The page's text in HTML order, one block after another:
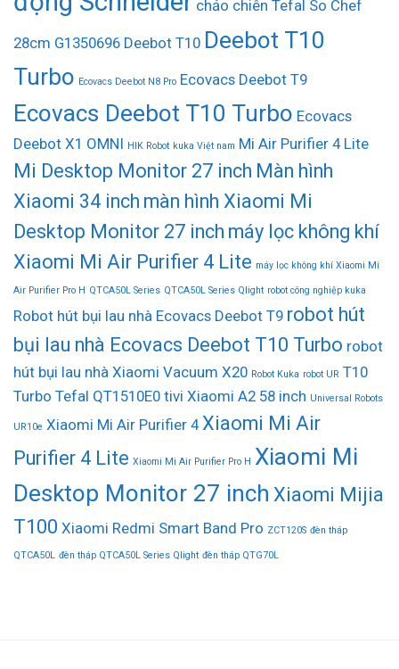
chảo chiên Tefal So Chef
28cm G1350696 Deebot T10 Deebot T10
Turbo Ecovacs Deebot N8 Pro Ecovacs Deebot T9
Ecovacs Deebot T10 Turbo Ecovacs
Deebot X1 OMNI HIK Robot kuka Việt nam Mi Air Purifier 4 Lite
Mi Desktop Monitor 27 inch Màn hình
Xiaomi 34 inch màn hình Xiaomi Mi
Desktop Monitor 27 inch máy lọc không khí
Xiaomi Mi Air Purifier 4 Lite máy lọc không khí Xiaomi Mi
Air Purifier Pro H QTCA50L Series QTCA50L Series Qlight robot công nghiệp kuka
Robot hút bụi lau nhà Ecovacs Deebot T9 robot hút
bụi lau nhà Ecovacs Deebot T10 Turbo robot
hút bụi lau nhà Xiaomi Vacuum X20 Robot Kuka robot UR T10
Turbo Tefal QT1510E0 tivi Xiaomi A2 58 inch Universal Robots
UR10e Xiaomi Mi Air Purifier 4 Xiaomi Mi Air
Purifier 4 Lite Xiaomi Mi Air Purifier Pro H Xiaomi Mi
Desktop Monitor 27 inch Xiaomi Mijia
T100 Xiaomi Redmi Smart Band Pro ZCT120S đèn tháp
QTCA50L đèn tháp QTCA50L Series Qlight đèn tháp QTG70L